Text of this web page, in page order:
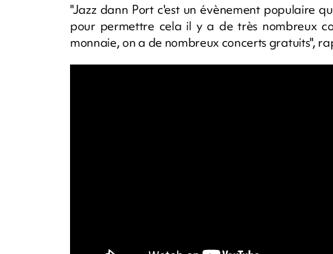
"Jazz dann Port c'est un évènement populaire
pour permettre cela il y a de très nombreux
monnaie, on a de nombreux concerts gratuits",